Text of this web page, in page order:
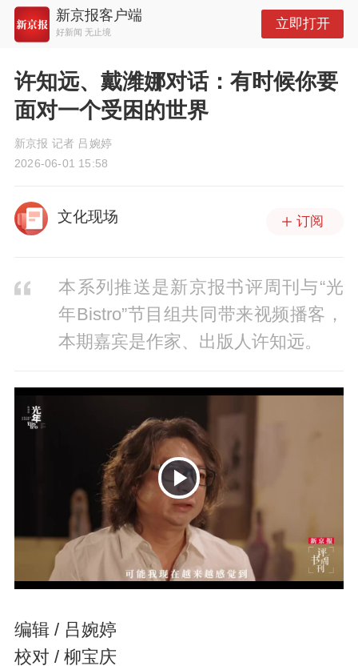
新京报客户端
好新闻 无止境
立即打开
许知远、戴潍娜对话：有时候你要
面对一个受困的世界
新京报 记者 吕婉婷
2026-06-01 15:58
文化现场 订阅
本系列推送是新京报书评周刊与“光
年Bistro”节目组共同带来视频播客，
本期嘉宾是作家、出版人许知远。
P
编辑 / 吕婉婷
校对 / 柳宝庆